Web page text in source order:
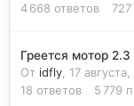
4 668 ответов 727
Греется мотор
От idfly 17
18 ответов 5 779